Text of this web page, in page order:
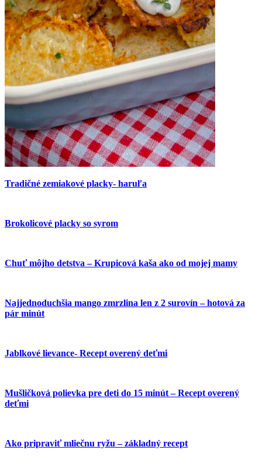
Tradičné zemiakové placky- haruľa
Brokolicové placky so syrom
Chuť môjho detstva – Krupicová kaša ako od mojej mamy
Najjednoduchšia mango zmrzlina len z 2 surovín – hotová za
pár minút
Jablkové lievance- Recept overený deťmi
Mušličková polievka pre deti do 15 minút – Recept overený
deťmi
Ako pripraviť mliečnu ryžu – základný recept